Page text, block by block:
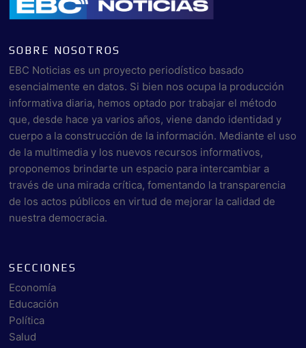
SOBRE NOSOTROS
EBC Noticias es un proyecto periodístico basado
esencialmente en datos. Si bien nos ocupa la producción
informativa diaria, hemos optado por trabajar el método
que, desde hace ya varios años, viene dando identidad y
cuerpo a la construcción de la información. Mediante el uso
de la multimedia y los nuevos recursos informativos,
proponemos brindarte un espacio para intercambiar a
través de una mirada crítica, fomentando la transparencia
de los actos públicos en virtud de mejorar la calidad de
nuestra democracia.
SECCIONES
Economía
Educación
Política
Salud